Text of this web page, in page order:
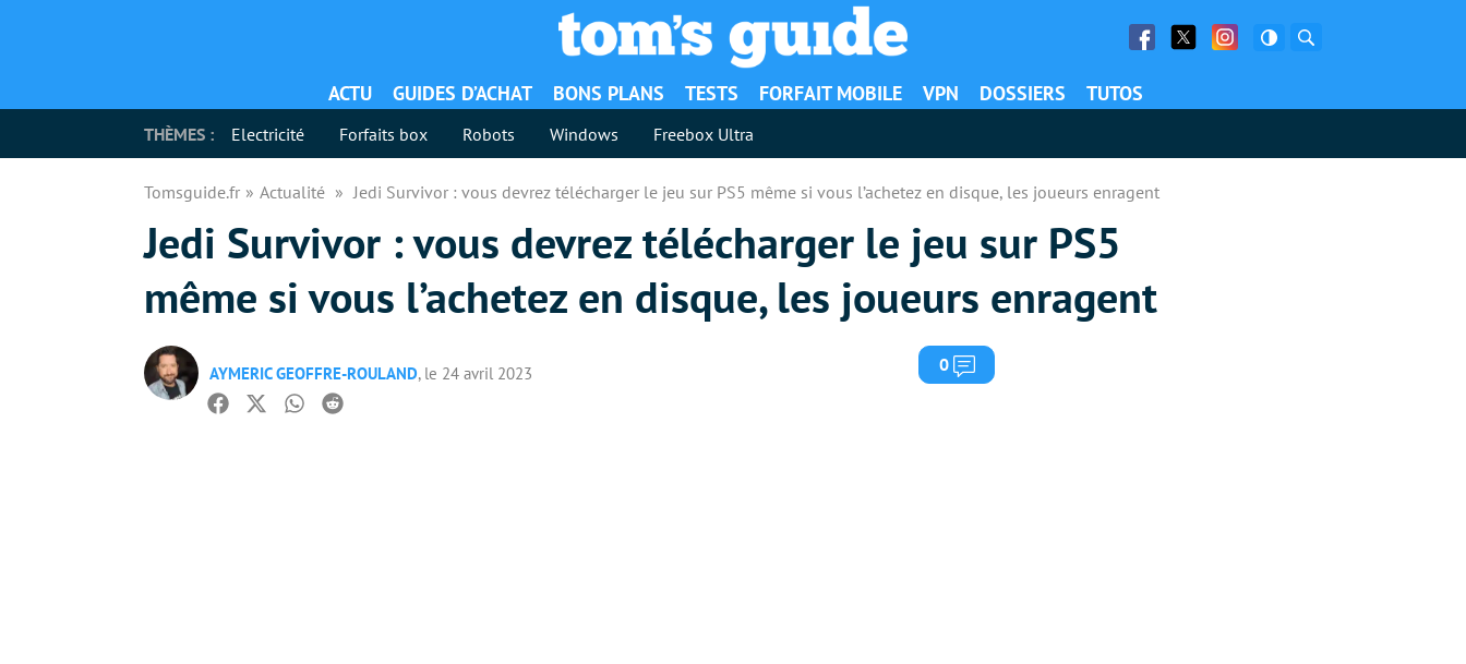
Facebook
Twitter Facebook
ACTU GUIDES D’ACHAT BONS PLANS TESTS FORFAIT MOBILE VPN DOSSIERS TUTOS
THÈMES : Electricité Forfaits box Robots Windows Freebox Ultra
Tomsguide.fr Actualité Jedi Survivor : vous devrez télécharger le jeu sur PS5 même si vous l’achetez en disque, les joueurs enragent
Jedi Survivor : vous devrez télécharger le jeu sur PS5
même si vous l’achetez en disque, les joueurs enragent
AYMERIC GEOFFRE-ROULAND, le 24 avril 2023 0 Commentaires
Facebook
TwitterWhatsapp
Reddit